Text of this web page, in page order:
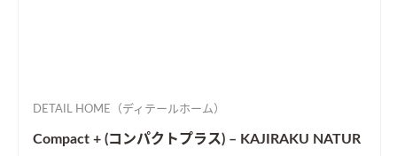
DETAIL HOME（ディテールホーム）
Compact + (コンパクトプラス) – KAJIRAKU NATUR